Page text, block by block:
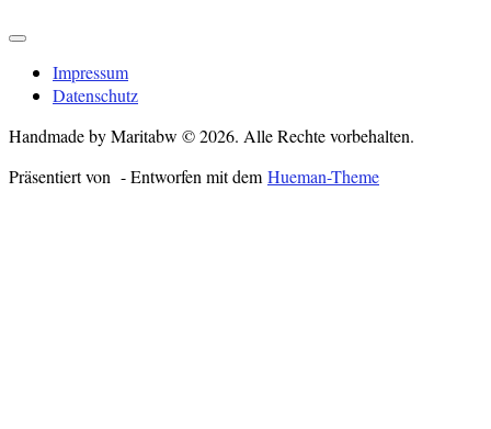
Impressum
Datenschutz
Handmade by Maritabw © 2026. Alle Rechte vorbehalten.
Präsentiert von - Entworfen mit dem Hueman-Theme